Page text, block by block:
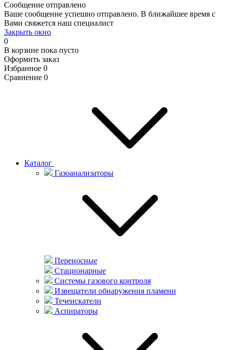
Сообщение отправлено
Ваше сообщение успешно отправлено. В ближайшее время с
Вами свяжется наш специалист
Закрыть окно
0
В корзине пока пусто
Оформить заказ
Избранное 0
Сравнение 0
Каталог
Газоанализаторы
Переносные
Стационарные
Системы газового контроля
Извещатели обнаружения пламени
Течеискатели
Аспираторы